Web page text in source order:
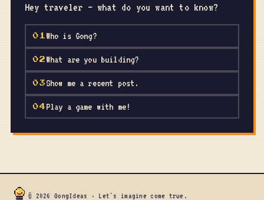
Hey traveler — what do you want to know?
01 Who is Gong?
02 What are you building?
03 Show me a recent post.
04 Play a game with me!
© 2026 GongIdeas · Let's imagine come true.